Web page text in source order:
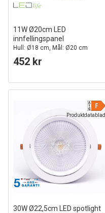
11W Ø20cm LED
innfellingspanel
Hull: Ø18 cm, Mål: Ø20 cm
452 kr
Produktdatablad
30W Ø22,5cm LED spotlight